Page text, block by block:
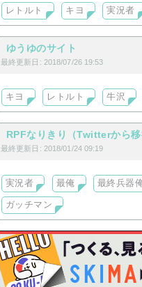
レトルト キヨ 実況者
ゆうゆのサイト
最終更新日: 2018/07/26 19:53
キヨ レトルト 牛沢
RPFなりきり（Twitterから移
最終更新日: 2018/01/24 09:19
実況者 最俺 最終兵器
ガッチマン